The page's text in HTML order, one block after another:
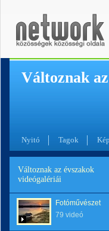
Változnak
Nyitó Tagok
Változnak az évszakok
videógalériái
Fotóművészet
79 videó